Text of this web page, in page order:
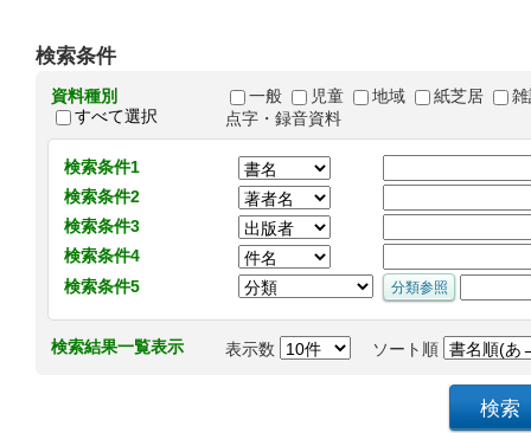
検索条件
資料種別
すべて選択
一般 児童 地域 紙芝居
点字・録音資料
検索条件1
検索条件2
検索条件3
検索条件4
検索条件5
検索結果一覧表示 表示数 ソート順